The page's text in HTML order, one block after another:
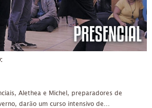
Alethea e Michel, preparadores de
darão um curso intensivo de...